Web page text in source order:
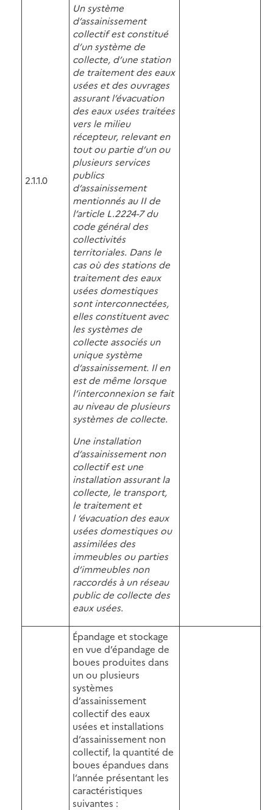
2.1.1.0
Un système
d’assainissement
collectif est constitué
d’un système de
collecte, d’une station
de traitement des eaux
usées et des ouvrages
assurant l’évacuation
des eaux usées traitées
vers le milieu
récepteur, relevant en
tout ou partie d’un ou
plusieurs services
publics
d’assainissement
mentionnés au II de
l’article L.2224-7 du
code général des
collectivités
territoriales. Dans le
cas où des stations de
traitement des eaux
usées domestiques
sont interconnectées,
elles constituent avec
les systèmes de
collecte associés un
unique système
d’assainissement. Il en
est de même lorsque
l’interconnexion se fait
au niveau de plusieurs
systèmes de collecte.
Une installation
d’assainissement non
collectif est une
installation assurant la
collecte, le transport,
le traitement et
l ‘évacuation des eaux
usées domestiques ou
assimilées des
immeubles ou parties
d’immeubles non
raccordés à un réseau
public de collecte des
eaux usées.
Épandage et stockage
en vue d’épandage de
boues produites dans
un ou plusieurs
systèmes
d’assainissement
collectif des eaux
usées et installations
d’assainissement non
collectif, la quantité de
boues épandues dans
l’année présentant les
caractéristiques
suivantes :